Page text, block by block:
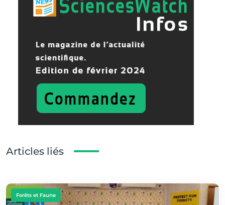
Articles liés
Forêts et Faune